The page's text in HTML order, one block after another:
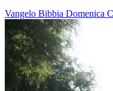
Vangelo Bibbia Domenica